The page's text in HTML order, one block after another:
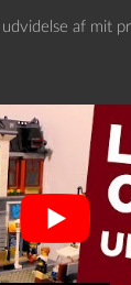
af mit